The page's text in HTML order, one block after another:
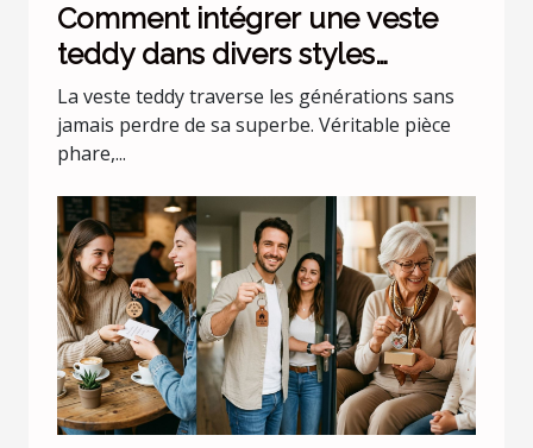
Comment intégrer une veste
teddy dans divers styles
vestimentaires ?
La veste teddy traverse les générations sans
jamais perdre de sa superbe. Véritable pièce
phare,...